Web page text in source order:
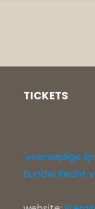
TICKETS
'evenwijdige
Bundel Recht